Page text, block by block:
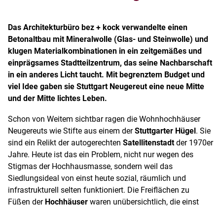
Das Architekturbüro bez + kock verwandelte einen
Betonaltbau mit Mineralwolle (Glas- und Steinwolle) und
klugen Materialkombinationen in ein zeitgemäßes und
einprägsames Stadtteilzentrum, das seine Nachbarschaft
in ein anderes Licht taucht. Mit begrenztem Budget und
viel Idee gaben sie Stuttgart Neugereut eine neue Mitte
und der Mitte lichtes Leben.
Schon von Weitem sichtbar ragen die Wohnhochhäuser
Neugereuts wie Stifte aus einem derStuttgarter Hügel. Sie
sind ein Relikt der autogerechten Satellitenstadtder 1970er
Jahre. Heute ist das ein Problem, nicht nur wegen des
Stigmas der Hochhausmasse, sondern weil das
Siedlungsideal von einst heute sozial, räumlich und
infrastrukturell selten funktioniert. Die Freiflächen zu
Füßen der Hochhäuser waren unübersichtlich, die einst